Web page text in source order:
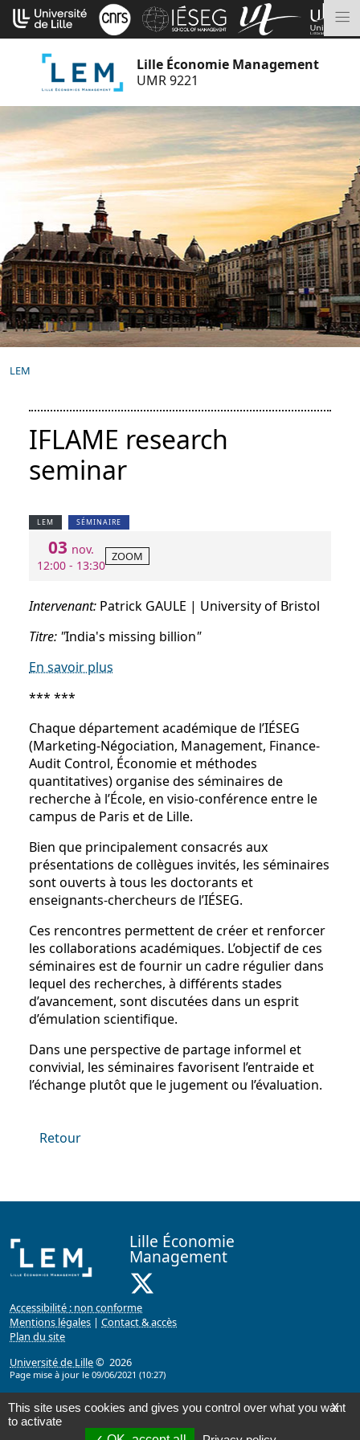
Aller
au
contenu
Lille Économie Management
UMR 9221
LEM
IFLAME research
seminar
LEM SÉMINAIRE
03 nov.
12:00 - 13:30
ZOOM
Intervenant: Patrick GAULE | University of Bristol
Titre: "India's missing billion"
En savoir plus
*** ***
Chaque département académique de l’IÉSEG
(Marketing-Négociation, Management, Finance-
Audit Control, Économie et méthodes
quantitatives) organise des séminaires de
recherche à l’École, en visio-conférence entre le
campus de Paris et de Lille.
Bien que principalement consacrés aux
présentations de collègues invités, les séminaires
sont ouverts à tous les doctorants et
enseignants-chercheurs de l’IÉSEG.
Ces rencontres permettent de créer et renforcer
les collaborations académiques. L’objectif de ces
séminaires est de fournir un cadre régulier dans
lequel des recherches, à différents stades
d’avancement, sont discutées dans un esprit
d’émulation scientifique.
Dans une perspective de partage informel et
convivial, les séminaires favorisent l’entraide et
l’échange plutôt que le jugement ou l’évaluation.
Retour
Lille Économie
Management
Accessibilité : non conforme
Mentions légales | Contact & accès
Plan du site
Université de Lille© 2026
Page mise à jour le 09/06/2021 (10:27)
Cookies management panel
X
This site uses cookies and gives you control over what you want
to activate